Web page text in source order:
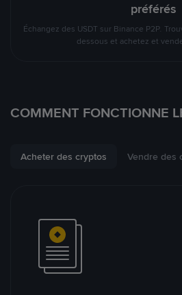
préférés
Échangez des USDT sur Binance P2P.
dessous et achetez et
COMMENT FONCTIONNE
Acheter des cryptos Vendre des